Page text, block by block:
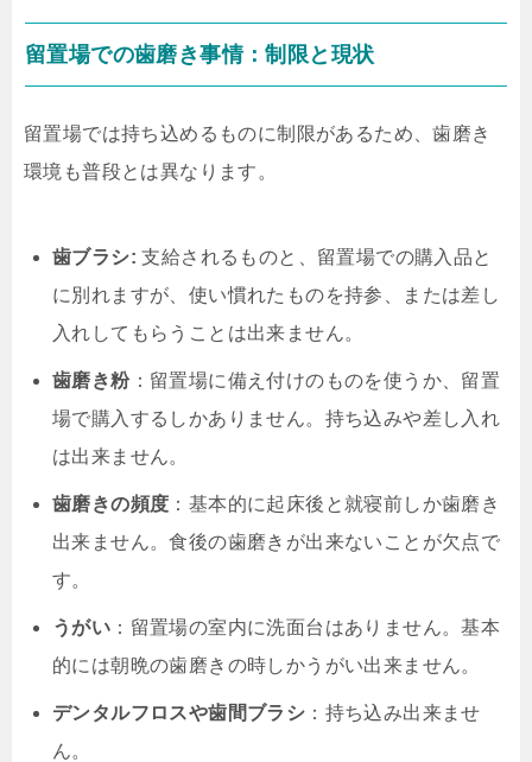
留置場での歯磨き事情：制限と現状
留置場では持ち込めるものに制限があるため、歯磨き
環境も普段とは異なります。
歯ブラシ: 支給されるものと、留置場での購入品と
に別れますが、使い慣れたものを持参、または差し
入れしてもらうことは出来ません。
歯磨き粉：留置場に備え付けのものを使うか、留置
場で購入するしかありません。持ち込みや差し入れ
は出来ません。
歯磨きの頻度 ：基本的に起床後と就寝前しか歯磨き
出来ません。食後の歯磨きが出来ないことが欠点で
す。
うがい ：留置場の室内に洗面台はありません。基本
的には朝晩の歯磨きの時しかうがい出来ません。
デンタルフロスや歯間ブラシ ：持ち込み出来ませ
ん。